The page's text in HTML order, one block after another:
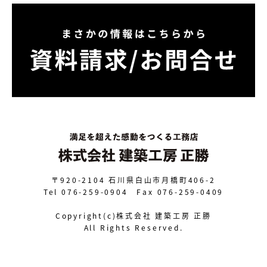
〒920-2104 石川県白山市月橋町406-2
Tel 076-259-0904 Fax 076-259-0409
Copyright(c)株式会社 建築工房 正勝
All Rights Reserved.